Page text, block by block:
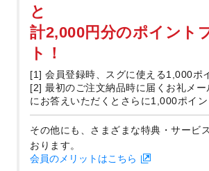
と
計2,000円分のポイント
ト！
[1] 会員登録時、スグに使える1,000ポ
[2] 最初のご注文納品時に届くお礼メー
にお答えいただくとさらに1,000ポイン
その他にも、さまざまな特典・サービ
おります。
会員のメリットはこちら